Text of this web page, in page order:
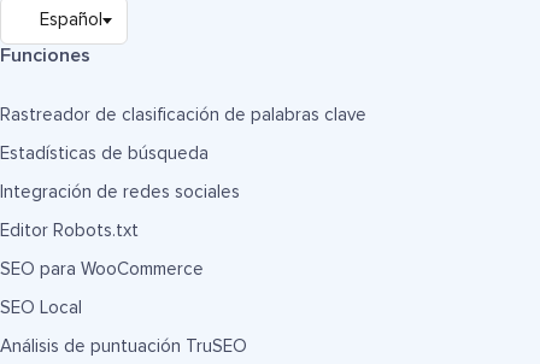
Funciones
Rastreador de clasificación de palabras clave
Estadísticas de búsqueda
Integración de redes sociales
Editor Robots.txt
SEO para WooCommerce
SEO Local
Análisis de puntuación TruSEO